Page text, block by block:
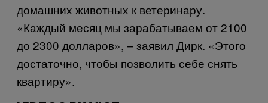
домашних животных к ветеринару.
«Каждый месяц мы зарабатываем от 2100
до 2300 долларов», – заявил Дирк. «Этого
достаточно, чтобы позволить себе снять
квартиру».